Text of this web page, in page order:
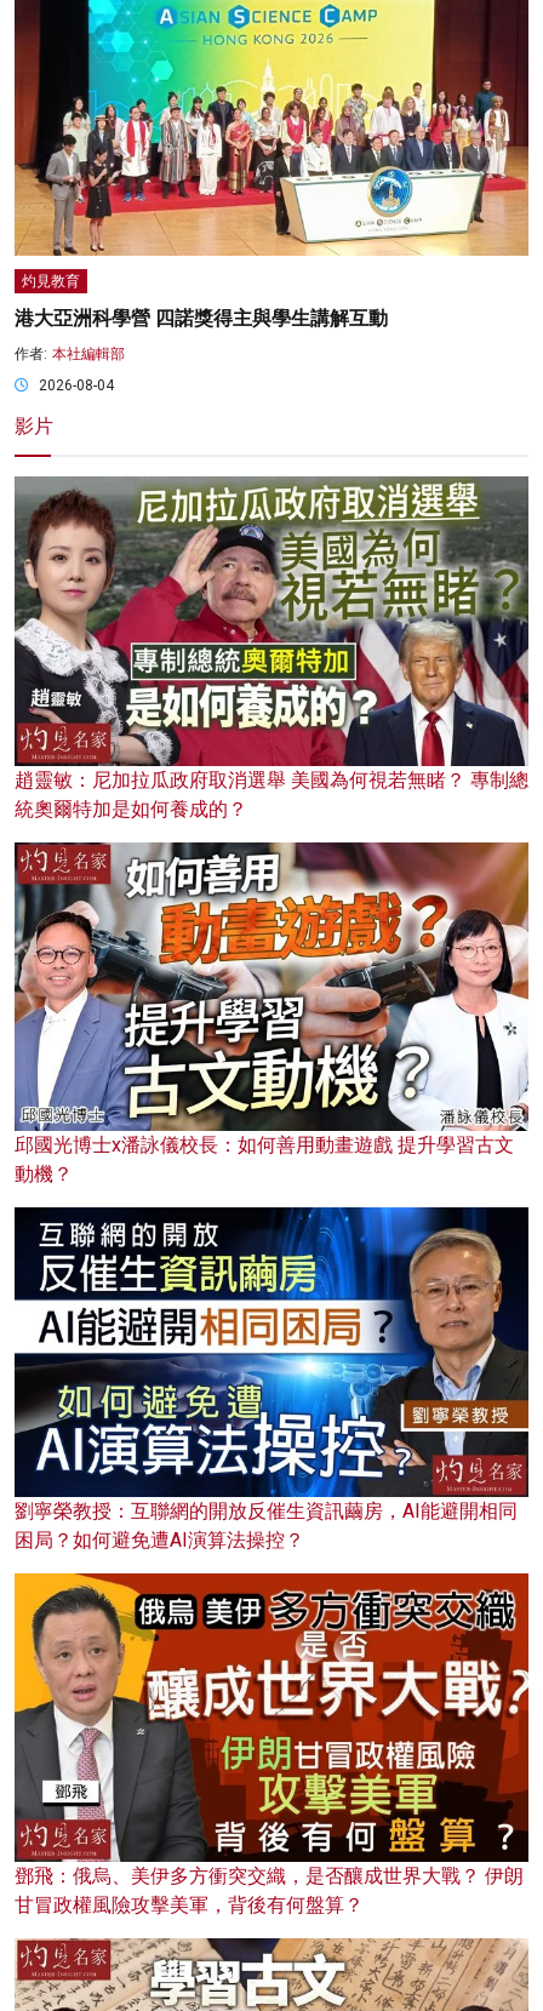
灼見教育
港大亞洲科學營 四諾獎得主與學生講解互動
作者: 本社編輯部
2026-08-04
影片
趙靈敏：尼加拉瓜政府取消選舉 美國為何視若無睹？ 專制總
統奧爾特加是如何養成的？
邱國光博士x潘詠儀校長：如何善用動畫遊戲 提升學習古文
動機？
劉寧榮教授：互聯網的開放反催生資訊繭房，AI能避開相同
困局？如何避免遭AI演算法操控？
鄧飛：俄烏、美伊多方衝突交織，是否釀成世界大戰？ 伊朗
甘冒政權風險攻擊美軍，背後有何盤算？